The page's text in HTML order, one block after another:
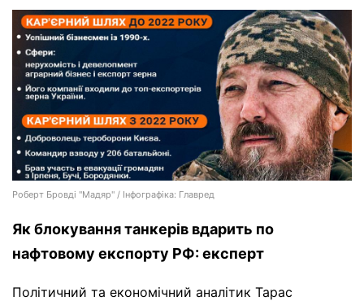
Роберт Бровді "Мадяр" / Інфографіка: Главред
Як блокування танкерів вдарить по
нафтовому експорту РФ: експерт
Політичний та економічний аналітик Тарас